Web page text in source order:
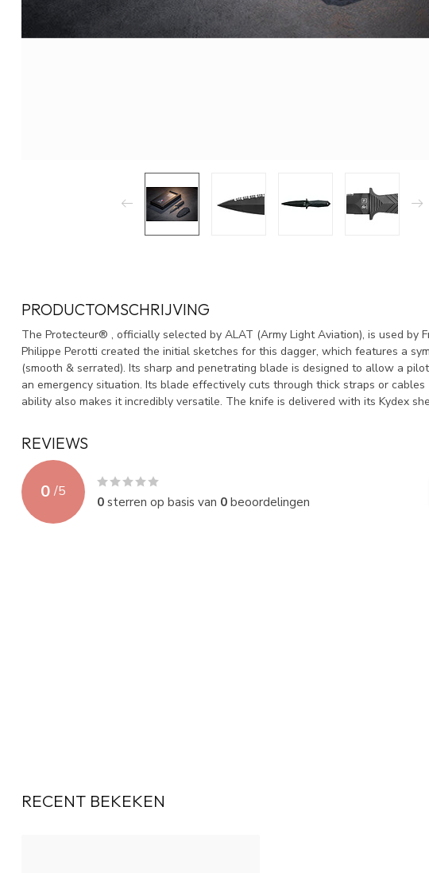
PRODUCTOMSCHRIJVING
The Protecteur® , officially selected by ALAT (Army Light Aviation), is used by
Philippe Perotti created the initial sketches for this dagger, which features a
(smooth & serrated). Its sharp and penetrating blade is designed to allow a
an emergency situation. Its blade effectively cuts through thick straps or
ability also makes it incredibly versatile. The knife is delivered with its Kydex
REVIEWS
0 /5
0sterren op basis van 0beoordelingen
RECENT BEKEKEN